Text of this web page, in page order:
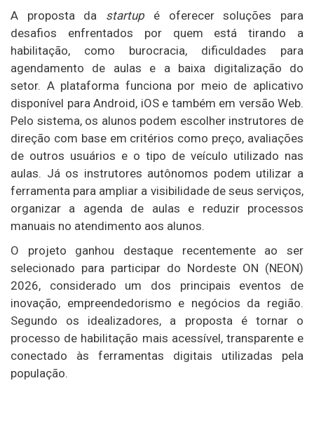
A proposta da startup é oferecer soluções para
desafios enfrentados por quem está tirando a
habilitação, como burocracia, dificuldades para
agendamento de aulas e a baixa digitalização do
setor. A plataforma funciona por meio de aplicativo
disponível para Android, iOS e também em versão Web.
Pelo sistema, os alunos podem escolher instrutores de
direção com base em critérios como preço, avaliações
de outros usuários e o tipo de veículo utilizado nas
aulas. Já os instrutores autônomos podem utilizar a
ferramenta para ampliar a visibilidade de seus serviços,
organizar a agenda de aulas e reduzir processos
manuais no atendimento aos alunos.
O projeto ganhou destaque recentemente ao ser
selecionado para participar do Nordeste ON (NEON)
2026, considerado um dos principais eventos de
inovação, empreendedorismo e negócios da região.
Segundo os idealizadores, a proposta é tornar o
processo de habilitação mais acessível, transparente e
conectado às ferramentas digitais utilizadas pela
população.